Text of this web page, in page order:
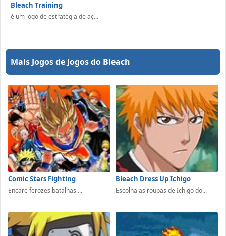
Bleach Training
é um jogo de estratégia de aç...
Mais Jogos de Jogos do Bleach
Comic Stars Fighting
Encare ferozes batalhas ...
Bleach Dress Up Ichigo
Escolha as roupas de Ichigo do...